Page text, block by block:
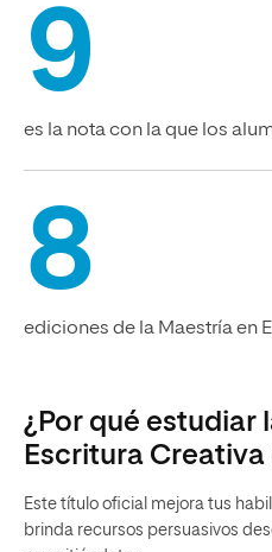
9
es la nota con la que los
8
ediciones de la Maestría en
¿Por qué estudiar
Escritura Creativa
Este título oficial mejora tus
brinda recursos persuasivos